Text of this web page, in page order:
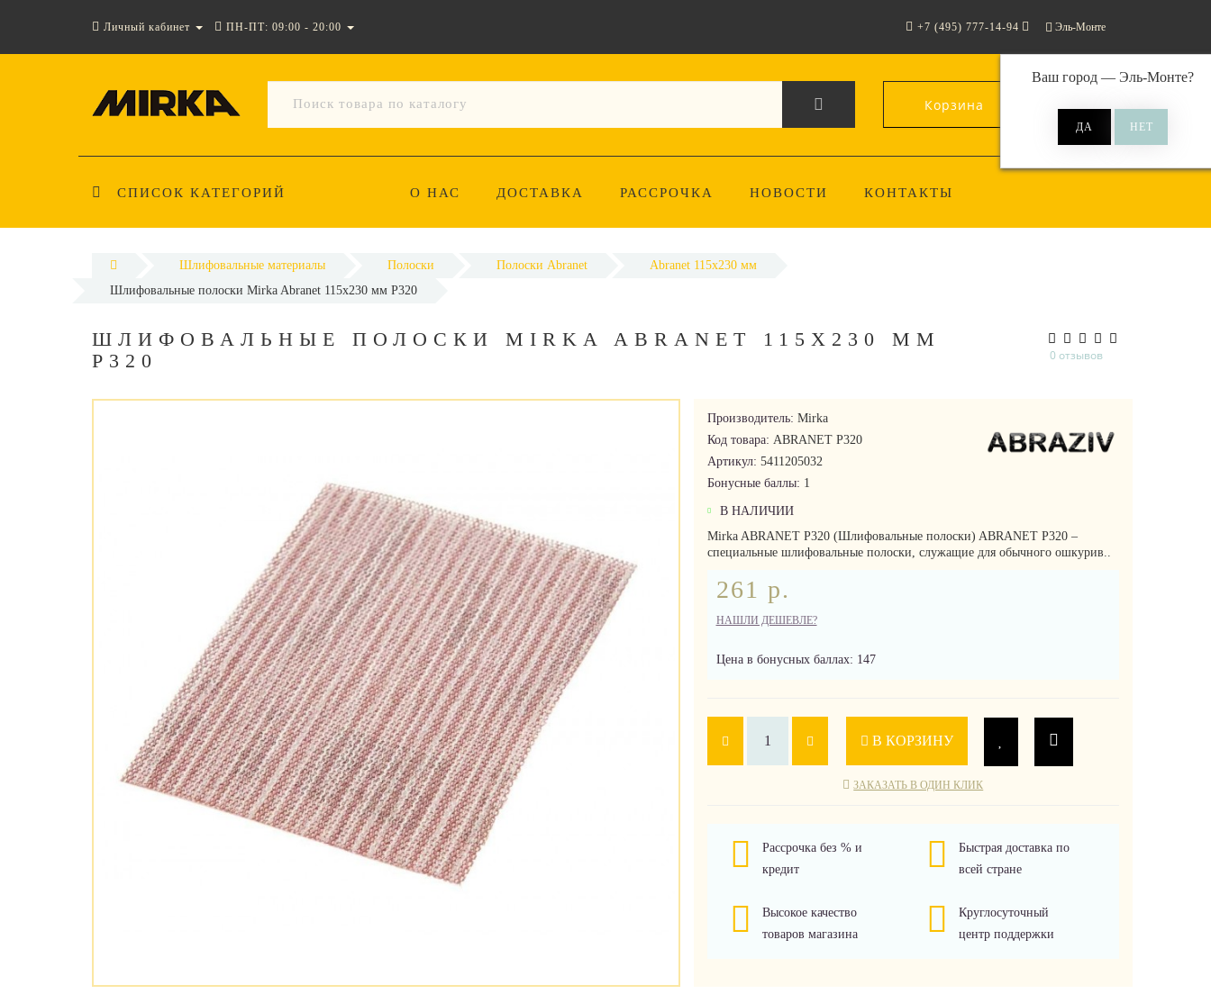
Личный кабинет ПН-ПТ: 09:00 - 20:00 Эль-Монте
Ваш город — Эль-Монте?
+7 (495) 777-14-94
Корзина 0
СПИСОК КАТЕГОРИЙ О НАС ДОСТАВКА РАССРОЧКА НОВОСТИ КОНТАКТЫ
Шлифовальные материалы Полоски Полоски Abranet
Abranet 115x230 мм
Шлифовальные полоски Mirka Abranet 115x230 мм P320
ШЛИФОВАЛЬНЫЕ ПОЛОСКИ MIRKA ABRANET 115X230 ММ
P320
0 отзывов
Производитель: Mirka
Код товара: ABRANET P320
Артикул: 5411205032
Бонусные баллы: 1
В НАЛИЧИИ
Mirka ABRANET P320 (Шлифовальные полоски) ABRANET P320 –
специальные шлифовальные полоски, служащие для обычного ошкурив..
261 р.
НАШЛИ ДЕШЕВЛЕ?
Цена в бонусных баллах: 147
В КОРЗИНУ
ЗАКАЗАТЬ В ОДИН КЛИК
Рассрочка без % и
кредит
Быстрая доставка по
всей стране
Высокое качество
товаров магазина
Круглосуточный
центр поддержки